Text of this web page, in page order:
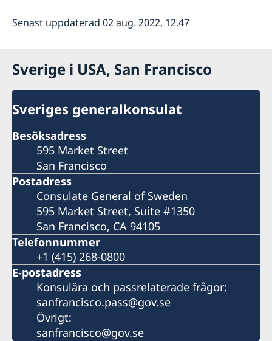
Senast uppdaterad 02 aug. 2022, 12.47
Sverige i USA, San Francisco
Sveriges generalkonsulat
Besöksadress
595 Market Street
San Francisco
Postadress
Consulate General of Sweden
595 Market Street, Suite #1350
San Francisco, CA 94105
Telefonnummer
+1 (415) 268-0800
E-postadress
Konsulära och passrelaterade frågor:
sanfrancisco.pass@gov.se
Övrigt:
sanfrancisco@gov.se